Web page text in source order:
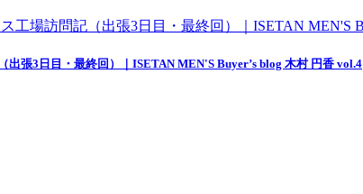
張3日目・最終回）｜ISETAN MEN'S Buyer’s blog 木村 円香 vol.4